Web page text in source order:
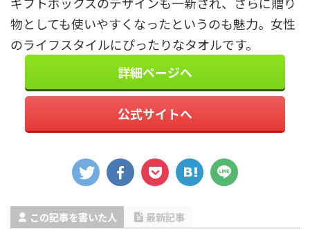
物としても使いやすくなったというのも魅力。女性
のライフスタイルにぴったりなタオルです。
詳細ページへ
公式サイトへ
この記事を書いた人
最新記事